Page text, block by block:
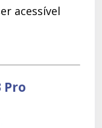
acessível
Pro